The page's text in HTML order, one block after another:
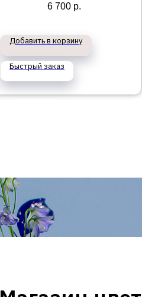
6 700 р.
Добавить в корзину
Быстрый заказ